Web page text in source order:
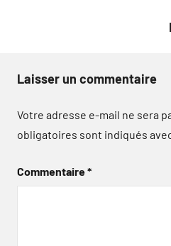
Laisser un commentaire
Votre adresse e-mail ne sera
obligatoires sont indiqués
Commentaire*